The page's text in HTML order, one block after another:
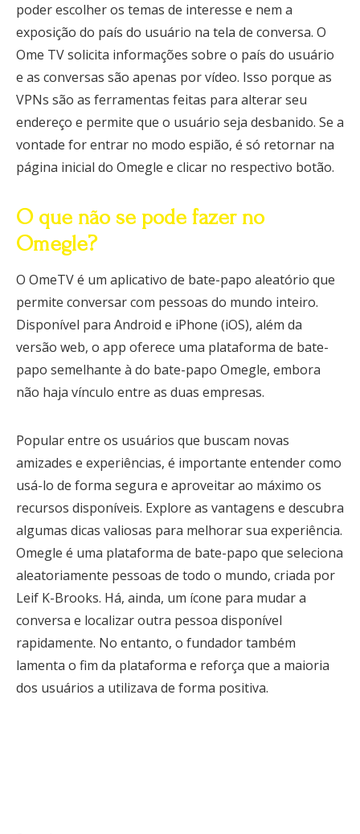
poder escolher os temas de interesse e nem a
exposição do país do usuário na tela de conversa. O
Ome TV solicita informações sobre o país do usuário
e as conversas são apenas por vídeo. Isso porque as
VPNs são as ferramentas feitas para alterar seu
endereço e permite que o usuário seja desbanido. Se a
vontade for entrar no modo espião, é só retornar na
página inicial do Omegle e clicar no respectivo botão.
O que não se pode fazer no
Omegle?
O OmeTV é um aplicativo de bate-papo aleatório que
permite conversar com pessoas do mundo inteiro.
Disponível para Android e iPhone (iOS), além da
versão web, o app oferece uma plataforma de bate-
papo semelhante à do bate-papo Omegle, embora
não haja vínculo entre as duas empresas.
Popular entre os usuários que buscam novas
amizades e experiências, é importante entender como
usá-lo de forma segura e aproveitar ao máximo os
recursos disponíveis. Explore as vantagens e descubra
algumas dicas valiosas para melhorar sua experiência.
Omegle é uma plataforma de bate-papo que seleciona
aleatoriamente pessoas de todo o mundo, criada por
Leif K-Brooks. Há, ainda, um ícone para mudar a
conversa e localizar outra pessoa disponível
rapidamente. No entanto, o fundador também
lamenta o fim da plataforma e reforça que a maioria
dos usuários a utilizava de forma positiva.